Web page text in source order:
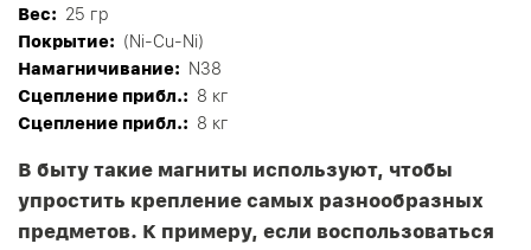
Вес: 25 гр
Покрытие: (Ni-Cu-Ni)
Намагничивание:
N38
Сцепление прибл.: 8 кг
Сцепление прибл.: 8 кг
В быту такие магниты используют, чтобы
упростить крепление самых разнообразных
предметов. К примеру, если воспользоваться